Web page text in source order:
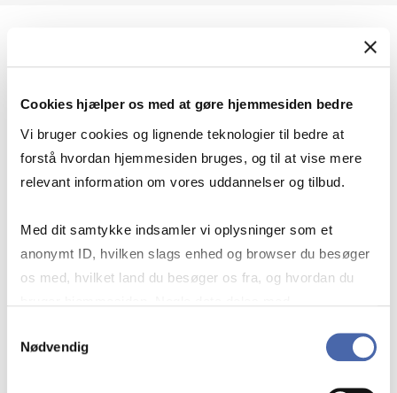
Cookies hjælper os med at gøre hjemmesiden bedre
Vi bruger cookies og lignende teknologier til bedre at
forstå hvordan hjemmesiden bruges, og til at vise mere
relevant information om vores uddannelser og tilbud.
Med dit samtykke indsamler vi oplysninger som et
anonymt ID, hvilken slags enhed og browser du besøger
os med, hvilket land du besøger os fra, og hvordan du
markedsføring. Du bestemmer selv - og kan altid trække
Nødvendig
Geopolitik og businesssikkerhed
navigerer man som virksomhed?